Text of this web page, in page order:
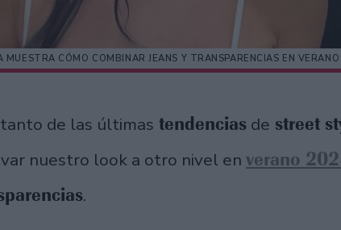
MUESTRA CÓMO COMBINAR JEANS Y TRANSPARENCIAS EN
de las últimas tendencias de street
nuestro look a otro nivel en verano
.